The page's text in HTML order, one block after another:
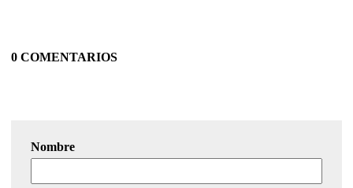
0 COMENTARIOS
Nombre